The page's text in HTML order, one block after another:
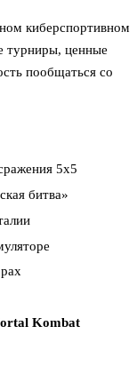
киберспортивном
турниры, ценные
пообщаться со
5х5
битва»
Kombat